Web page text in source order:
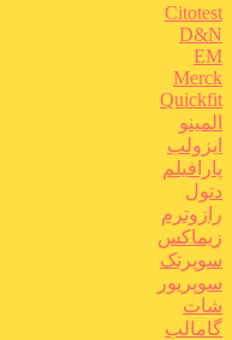
Citotest
D&N
EM
Merck
Quickfit
المینو
ایزولب
پارافیلم
دتول
رازوترم
زیماکس
سوپرتک
سوپریور
شات
گامالب